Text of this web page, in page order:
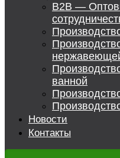
B2B —
ванной
Новости
Контакты